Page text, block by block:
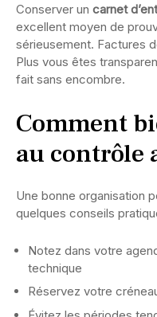
Conserver un carnet
excellent moyen de
sérieusement. Factures
Plus vous êtes
fait sans encombre.
Comment
au contrôle
Une bonne organisation
quelques conseils
Notez dans votre
technique
Réservez votre